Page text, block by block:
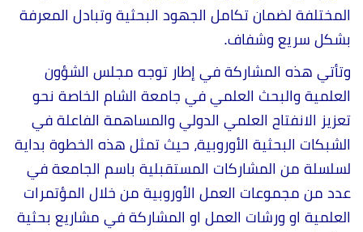
المختلفة لضمان تكامل الجهود البحثية وتبادل المعرفة
بشكل سريع وشفاف.
وتأتي هذه المشاركة في إطار توجه مجلس الشؤون
العلمية والبحث العلمي في جامعة الشام الخاصة نحو
تعزيز الانفتاح العلمي الدولي والمساهمة الفاعلة في
الشبكات البحثية الأوروبية، حيث تمثل هذه الخطوة بداية
لسلسلة من المشاركات المستقبلية باسم الجامعة في
عدد من مجموعات العمل الأوروبية من خلال المؤتمرات
العلمية او ورشات العمل او المشاركة في مشاريع بحثية